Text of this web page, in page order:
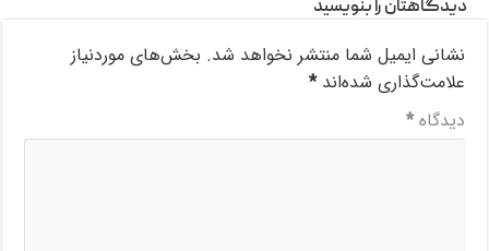
دیدگاهتان را بنویسید
نشانی ایمیل شما منتشر نخواهد شد. بخش‌های موردنیاز
علامت‌گذاری شده‌اند*
دیدگاه*